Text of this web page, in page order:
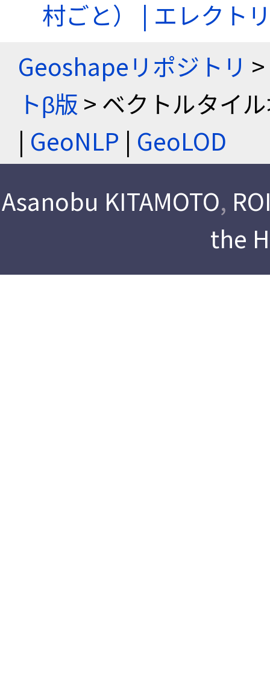
村ごと） | エレクト
Geoshapeリポジトリ >
トβ版 > ベクトルタイ
| GeoNLP | GeoLOD
Asanobu KITAMOTO,
the